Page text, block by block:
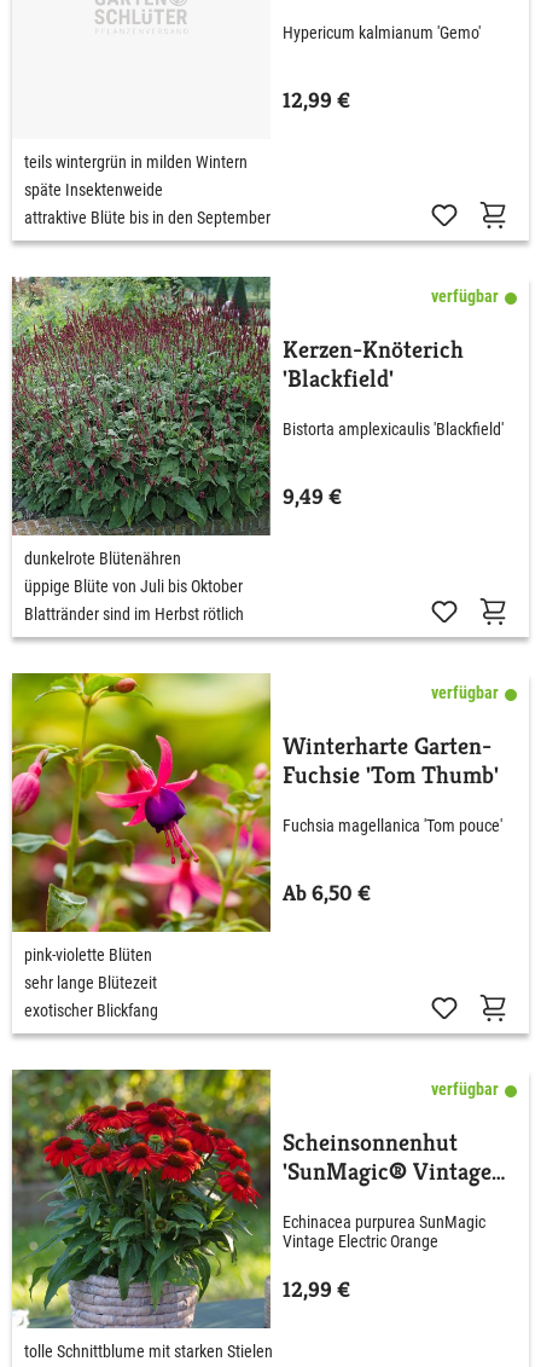
Hypericum kalmianum 'Gemo'
12,99 €
teils wintergrün in milden Wintern
späte Insektenweide
attraktive Blüte bis in den September
verfügbar
Kerzen-Knöterich
'Blackfield'
Bistorta amplexicaulis 'Blackfield'
9,49 €
dunkelrote Blütenähren
üppige Blüte von Juli bis Oktober
Blattränder sind im Herbst rötlich
verfügbar
Winterharte Garten-
Fuchsie 'Tom Thumb'
Fuchsia magellanica 'Tom pouce'
Ab 6,50 €
pink-violette Blüten
sehr lange Blütezeit
exotischer Blickfang
verfügbar
Scheinsonnenhut
'SunMagic® Vintage
Echinacea purpurea SunMagic
Vintage Electric Orange
12,99 €
tolle Schnittblume mit starken Stielen